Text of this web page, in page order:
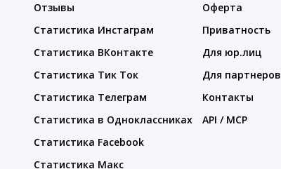
Отзывы
Статистика Инстаграм
Статистика ВКонтакте
Статистика Тик Ток
Статистика Телеграм
Статистика в Одноклассниках
Статистика Facebook
Статистика Макс
Оферта
Приватность
Для юр.лиц
Для партнеров
Контакты
API / MCP